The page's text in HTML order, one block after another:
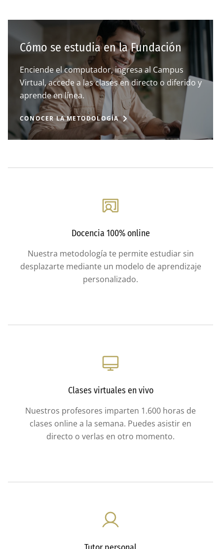
Cómo se estudia en la Fundación
Enciende el computador, ingresa al Campus
Virtual, accede a las clases en directo o diferido y
aprende en línea.
CONOCER LA METODOLOGÍA
Docencia 100% online
Nuestra metodología te permite estudiar sin
desplazarte mediante un modelo de aprendizaje
personalizado.
Clases virtuales en vivo
Nuestros profesores imparten 1.600 horas de
clases online a la semana. Puedes asistir en
directo o verlas en otro momento.